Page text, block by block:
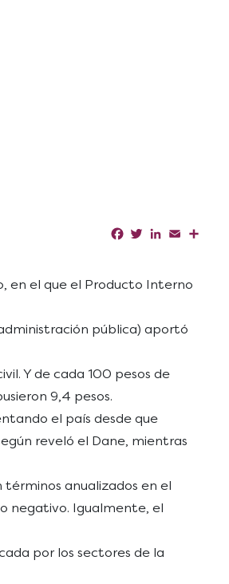
Facebook
TwitterLinkedIn
Email
en el que el Producto Interno
pública) aportó
Y de cada 100 pesos de
9,4 pesos.
el país desde que
reveló el Dane, mientras
anualizados en el
negativo. Igualmente, el
por los sectores de la